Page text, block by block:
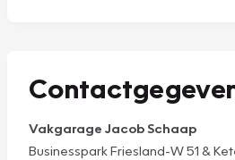
Vakgarage Jacob Schaap
Businesspark Friesland-W 51 &